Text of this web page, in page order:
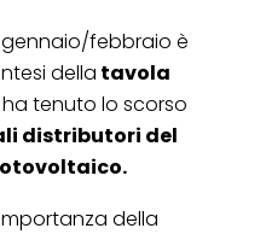
gennaio/febbraio è
della tavola
ha tenuto lo scorso
distributori del
della